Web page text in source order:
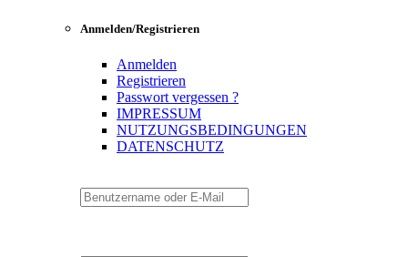
Anmelden/Registrieren
Anmelden
Registrieren
Passwort vergessen ?
IMPRESSUM
NUTZUNGSBEDINGUNGEN
DATENSCHUTZ